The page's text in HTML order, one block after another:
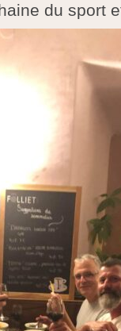
du sport